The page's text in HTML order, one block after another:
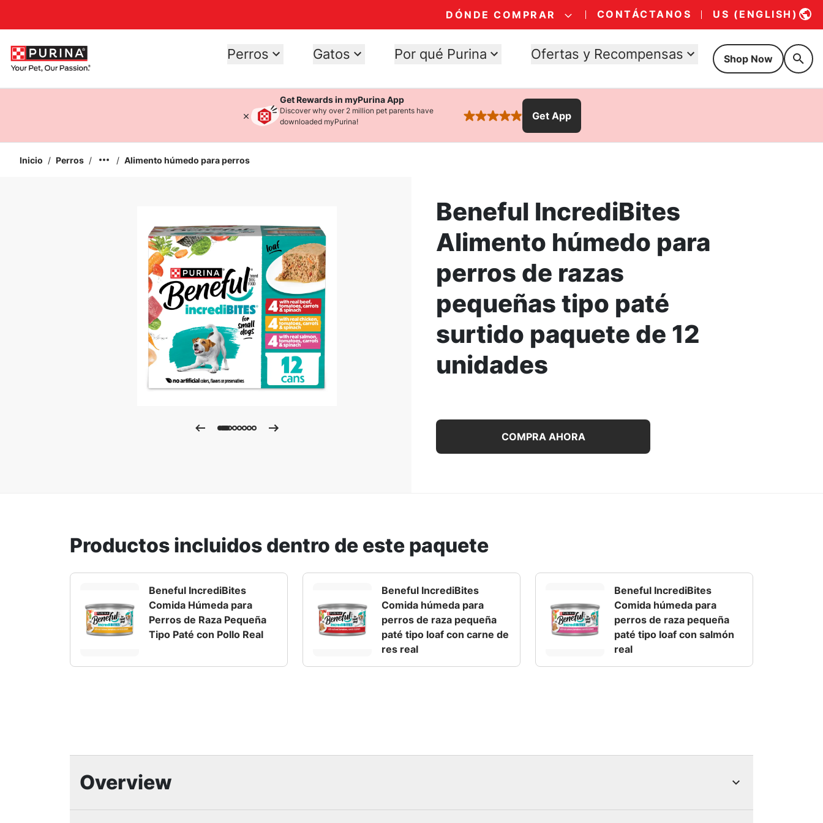
DÓNDE COMPRAR CONTÁCTANOS US (ENGLISH)
Perros Gatos Por qué Purina Ofertas y Recompensas Shop Now
Get Rewards in myPurina App
Discover why over 2 million pet parents have
downloaded myPurina!
rated 4.9 stars
Get App
Inicio / Perros / / Alimento húmedo para perros
Ampliar la Imagen
Beneful IncrediBites
Alimento húmedo para
perros de razas
pequeñas tipo paté
surtido paquete de 12
unidades
Beneful IncrediBites Alimento húmedo para perros de razas pequeñas tipo paté
COMPRA AHORA
Productos incluidos dentro de este paquete
Beneful IncrediBites
Comida Húmeda para
Perros de Raza Pequeña
Tipo Paté con Pollo Real
Beneful IncrediBites
Comida húmeda para
perros de raza pequeña
paté tipo loaf con carne de
res real
Beneful IncrediBites
Comida húmeda para
perros de raza pequeña
paté tipo loaf con salmón
real
Overview